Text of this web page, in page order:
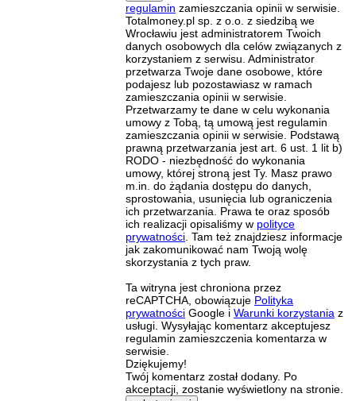
regulamin zamieszczania opinii w serwisie.
Totalmoney.pl sp. z o.o. z siedzibą we
Wrocławiu jest administratorem Twoich
danych osobowych dla celów związanych z
korzystaniem z serwisu. Administrator
przetwarza Twoje dane osobowe, które
podajesz lub pozostawiasz w ramach
zamieszczania opinii w serwisie.
Przetwarzamy te dane w celu wykonania
umowy z Tobą, tą umową jest regulamin
zamieszczania opinii w serwisie. Podstawą
prawną przetwarzania jest art. 6 ust. 1 lit b)
RODO - niezbędność do wykonania
umowy, której stroną jest Ty. Masz prawo
m.in. do żądania dostępu do danych,
sprostowania, usunięcia lub ograniczenia
ich przetwarzania. Prawa te oraz sposób
ich realizacji opisaliśmy w polityce
prywatności . Tam też znajdziesz informacje
jak zakomunikować nam Twoją wolę
skorzystania z tych praw.
Ta witryna jest chroniona przez
reCAPTCHA, obowiązuje Polityka
prywatności Google i Warunki korzystania z
usługi. Wysyłając komentarz akceptujesz
regulamin zamieszczenia komentarza w
serwisie.
Dziękujemy!
Twój komentarz został dodany. Po
akceptacji, zostanie wyświetlony na stronie.